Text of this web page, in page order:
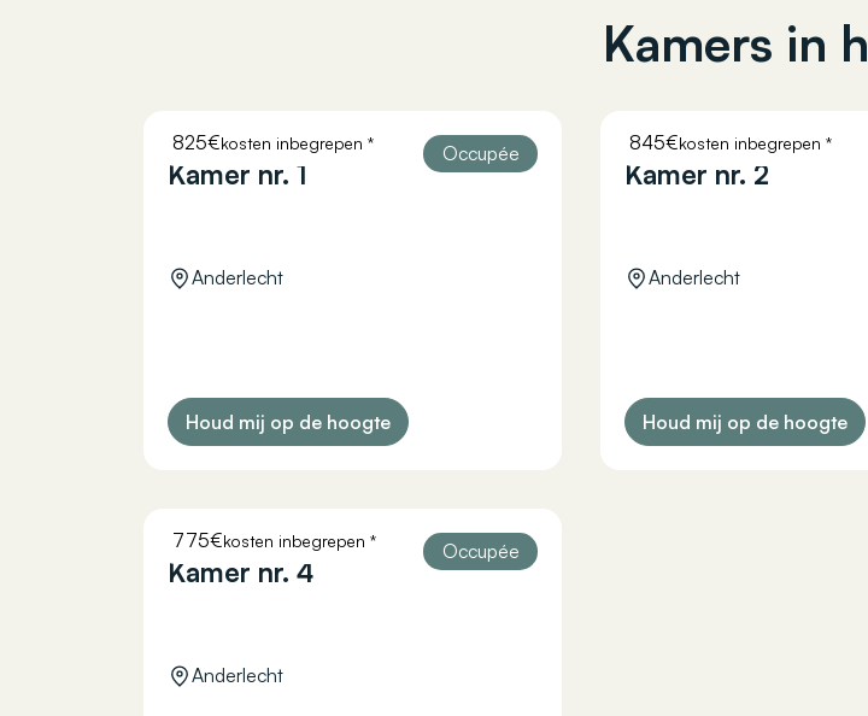
Kamers in
825€kosten inbegrepen *
HELLEBAUT 26
Kamer nr. 1
Occupée
Anderlecht
Houd mij op de hoogte
845€kosten inbegrepen *
HELLEBAUT 26
Kamer nr. 2
Anderlecht
Houd mij op de hoogte
775€kosten inbegrepen *
HELLEBAUT 26
Kamer nr. 4
Occupée
Anderlecht